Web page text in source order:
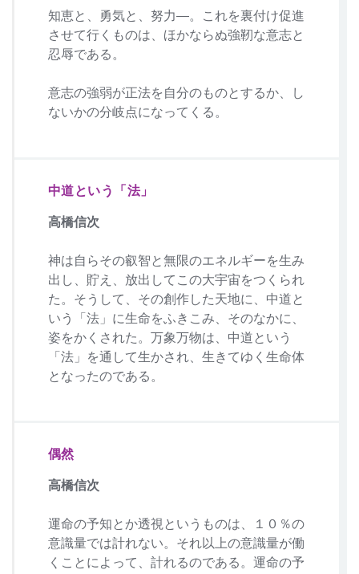
知恵と、勇気と、努力―。これを裏付け促進
させて行くものは、ほかならぬ強靭な意志と
忍辱である。
意志の強弱が正法を自分のものとするか、し
ないかの分岐点になってくる。
中道という「法」
高橋信次
神は自らその叡智と無限のエネルギーを生み
出し、貯え、放出してこの大宇宙をつくられ
た。そうして、その創作した天地に、中道と
いう「法」に生命をふきこみ、そのなかに、
姿をかくされた。万象万物は、中道という
「法」を通して生かされ、生きてゆく生命体
となったのである。
偶然
高橋信次
運命の予知とか透視というものは、１０％の
意識量では計れない。それ以上の意識量が働
くことによって、計れるのである。運命の予